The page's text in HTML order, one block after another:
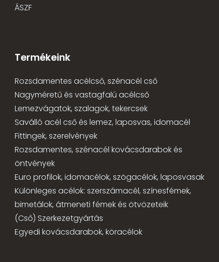
ÁSZF
Termékeink
Rozsdamentes acélcső, szénacél cső
Nagyméretű és vastagfalú acélcső
Lemezvágatok, szalagok, tekercsek
Saválló acél cső és lemez, laposvas, idomacél
Fittingek, szerelvények
Rozsdamentes, szénacél kovácsdarabok és
öntvények
Euro profilok, idomacélok, szögacélok, laposvasak
Különleges acélok: szerszámacél, színesfémek,
bimetálok, átmeneti fémek és ötvözeteik
(Cső) Szerkezetgyártás
Egyedi kovácsdarabok, köracélok